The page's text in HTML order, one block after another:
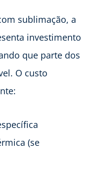
sublimação, a
investimento
que parte dos
O custo
(se